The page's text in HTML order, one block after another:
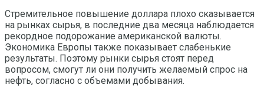
Стремительное повышение доллара плохо сказывается
на рынках сырья, в последние два месяца наблюдается
рекордное подорожание американской валюты.
Экономика Европы также показывает слабенькие
результаты. Поэтому рынки сырья стоят перед
вопросом, смогут ли они получить желаемый спрос на
нефть, согласно с объемами добывания.